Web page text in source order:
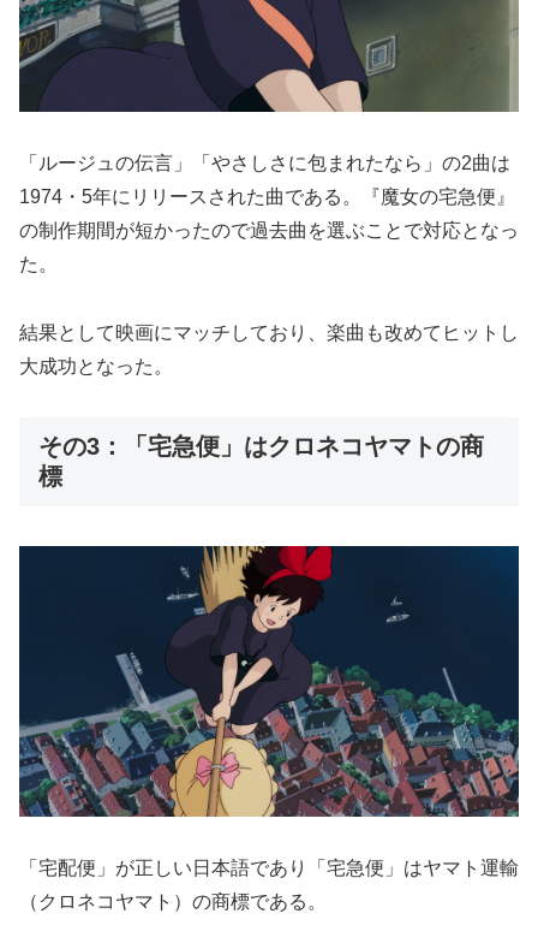
「ルージュの伝言」「やさしさに包まれたなら」の2曲は
1974・5年にリリースされた曲である。『魔女の宅急便』
の制作期間が短かったので過去曲を選ぶことで対応となっ
た。
結果として映画にマッチしており、楽曲も改めてヒットし
大成功となった。
その3：「宅急便」はクロネコヤマトの商
標
「宅配便」が正しい日本語であり「宅急便」はヤマト運輸
（クロネコヤマト）の商標である。